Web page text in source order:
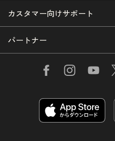
カスタマー向けサポート
パートナー